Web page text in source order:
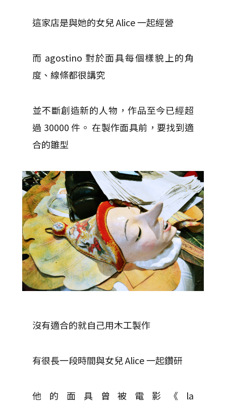
這家店是與她的女兒 Alice 一起經營
而 agostino 對於面具每個樣貌上的角
度、線條都很講究
並不斷創造新的人物，作品至今已經超
過 30000 件。 在製作面具前，要找到適
合的雛型
沒有適合的就自己用木工製作
有很長一段時間與女兒 Alice 一起鑽研
他的面具曾被電影《la